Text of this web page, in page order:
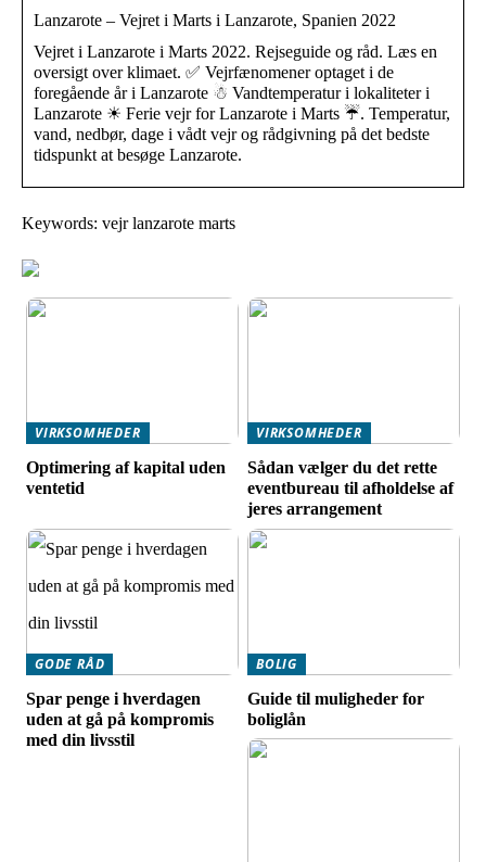
Lanzarote – Vejret i Marts i Lanzarote, Spanien 2022
Vejret i Lanzarote i Marts 2022. Rejseguide og råd. Læs en
oversigt over klimaet. ✅ Vejrfænomener optaget i de
foregående år i Lanzarote ☃ Vandtemperatur i lokaliteter i
Lanzarote ☀ Ferie vejr for Lanzarote i Marts ☔. Temperatur,
vand, nedbør, dage i vådt vejr og rådgivning på det bedste
tidspunkt at besøge Lanzarote.
Keywords: vejr lanzarote marts
VIRKSOMHEDER
Optimering af kapital uden
ventetid
VIRKSOMHEDER
Sådan vælger du det rette
eventbureau til afholdelse af
jeres arrangement
GODE RÅD
Spar penge i hverdagen
uden at gå på kompromis
med din livsstil
BOLIG
Guide til muligheder for
boliglån